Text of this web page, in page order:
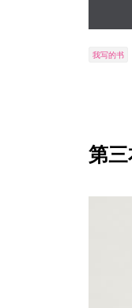
我写的书
第